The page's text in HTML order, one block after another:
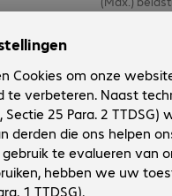
Productnr.:
4654608
Uitvoering